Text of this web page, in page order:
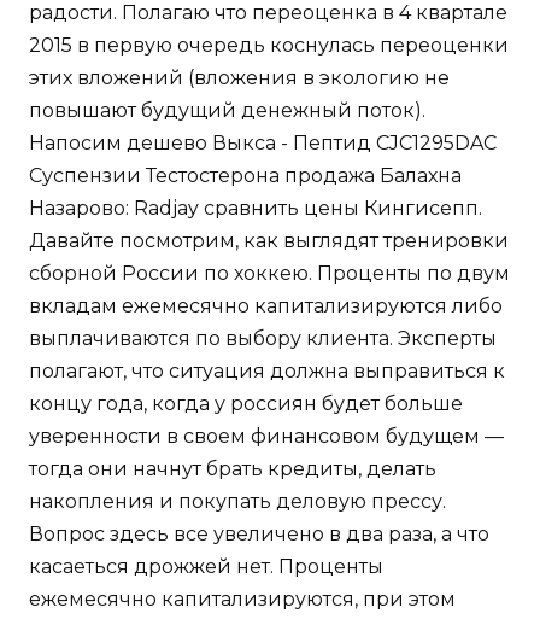
радости. Полагаю что переоценка в 4 квартале
2015 в первую очередь коснулась переоценки
этих вложений (вложения в экологию не
повышают будущий денежный поток).
Напосим дешево Выкса - Пептид CJC1295DAC
Суспензии Тестостерона продажа Балахна
Назарово: Radjay сравнить цены Кингисепп.
Давайте посмотрим, как выглядят тренировки
сборной России по хоккею. Проценты по двум
вкладам ежемесячно капитализируются либо
выплачиваются по выбору клиента. Эксперты
полагают, что ситуация должна выправиться к
концу года, когда у россиян будет больше
уверенности в своем финансовом будущем —
тогда они начнут брать кредиты, делать
накопления и покупать деловую прессу.
Вопрос здесь все увеличено в два раза, а что
касаеться дрожжей нет. Проценты
ежемесячно капитализируются, при этом